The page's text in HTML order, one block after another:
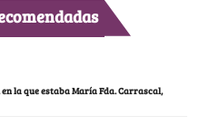
la que estaba María Fda. Carrascal,